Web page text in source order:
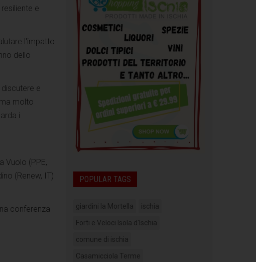
e
l'impatto
dello
e
molto
i
Vuolo (PPE,
(Renew, IT)
conferenza
POPULAR TAGS
giardini la Mortella ischia
Forti e Veloci Isola d'Ischia
comune di ischia
Casamicciola Terme